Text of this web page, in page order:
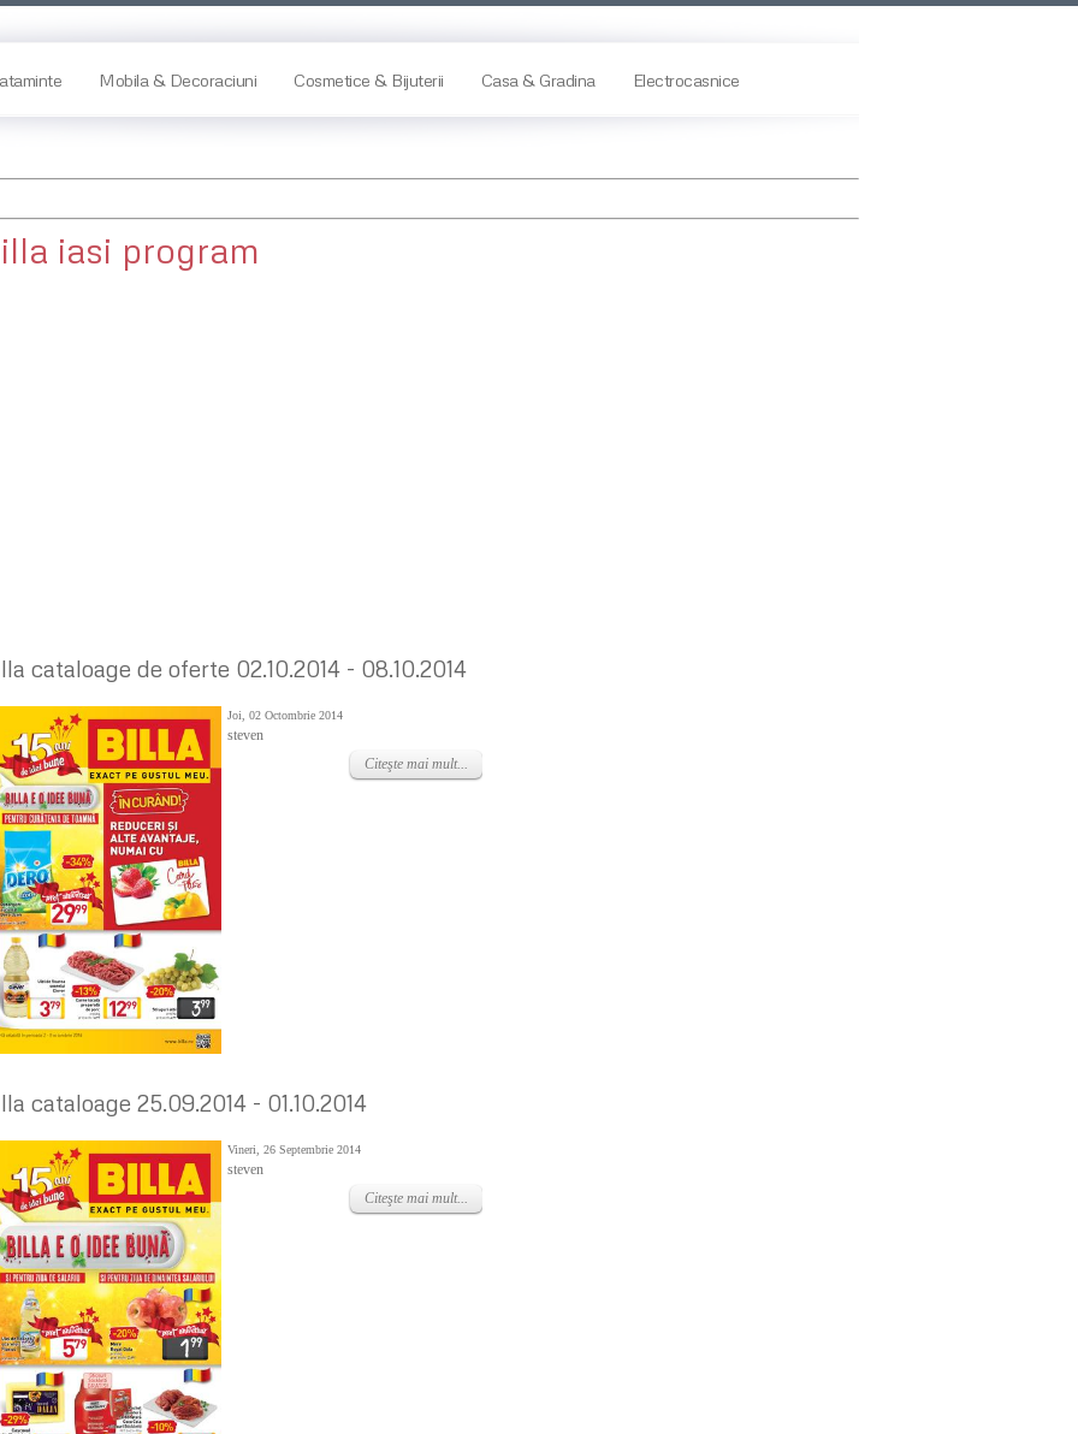
Mobila & Decoraciuni Cosmetice & Bijuterii Casa & Gradina Electrocasnice
iasi program
cataloage de oferte 02.10.2014 - 08.10.2014
Joi, 02 Octombrie 2014
steven
Citeşte mai mult...
cataloage 25.09.2014 - 01.10.2014
Vineri, 26 Septembrie 2014
steven
Citeşte mai mult...